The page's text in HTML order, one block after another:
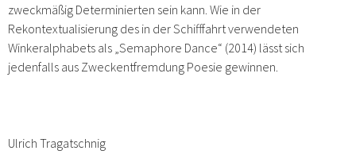
zweckmäßig Determinierten sein kann. Wie in der
Rekontextualisierung des in der Schifffahrt verwendeten
Winkeralphabets als „Semaphore Dance“ (2014) lässt sich
jedenfalls aus Zweckentfremdung Poesie gewinnen.
Ulrich Tragatschnig